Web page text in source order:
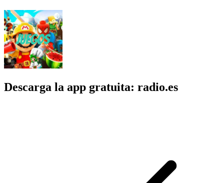
Descarga la app gratuita: radio.es